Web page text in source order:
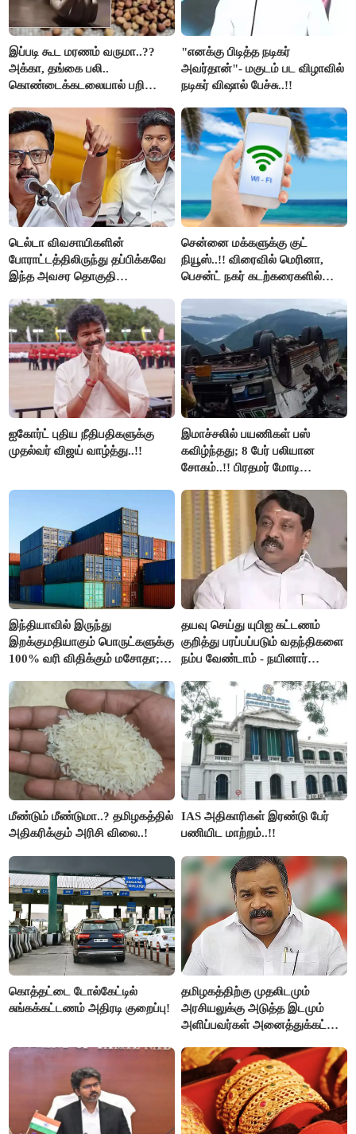
இப்படி கூட மரணம் வருமா..??
அக்கா, தங்கை பலி..
கொண்டைக்கடலையால் பறிபோன
"எனக்கு பிடித்த நடிகர்
அவர்தான்"- மகுடம் பட விழாவில்
நடிகர் விஷால் பேச்சு..!!
டெல்டா விவசாயிகளின்
போராட்டத்திலிருந்து தப்பிக்கவே
இந்த அவசர தொகுதி
அரங்கேற்றுகிறார் முதலமைச்சர் -
திமுக ஐடி விங்..!!
சென்னை மக்களுக்கு குட்
நியூஸ்..!! விரைவில் மெரினா,
பெசன்ட் நகர் கடற்கரைகளில்
ஐகோர்ட் புதிய நீதிபதிகளுக்கு
முதல்வர் விஜய் வாழ்த்து..!!
இமாச்சலில் பயணிகள் பஸ்
கவிழ்ந்தது; 8 பேர் பலியான
சோகம்..!! பிரதமர் மோடி
இந்தியாவில் இருந்து
இறக்குமதியாகும் பொருட்களுக்கு
100% வரி விதிக்கும் மசோதா;
தயவு செய்து யுபிஐ கட்டணம்
குறித்து பரப்பப்படும் வதந்திகளை
நம்ப வேண்டாம் - நயினார்
மீண்டும் மீண்டுமா..? தமிழகத்தில்
அதிகரிக்கும் அரிசி விலை..!
IAS அதிகாரிகள் இரண்டு பேர்
பணியிட மாற்றம்..!!
கொத்தட்டை டோல்கேட்டில்
சுங்கக்கட்டணம் அதிரடி குறைப்பு!
தமிழகத்திற்கு முதலிடமும்
அரசியலுக்கு அடுத்த இடமும்
அளிப்பவர்கள் அனைத்துக்கட்சி
பங்கேற்பார்கள் - மாணிக்கம்
தாகூர்..!!